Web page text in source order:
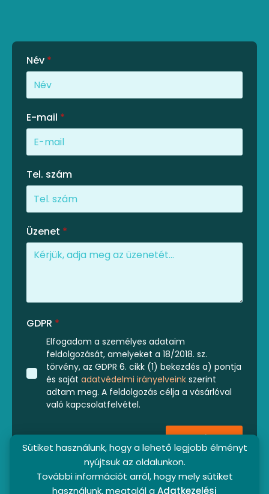
Sütiket használunk, hogy a lehető legjobb élményt
nyújtsuk az oldalunkon.
További információt arról, hogy mely sütiket
használunk, megtalál aAdatkezelési
Név *
E-mail *
Tel. szám
Üzenet *
GDPR *
Elfogadom a személyes adataim
feldolgozását, amelyeket a 18/2018. sz.
törvény, az GDPR 6. cikk (1) bekezdés a) pontja
és saját adatvédelmi irányelveink szerint
adtam meg. A feldolgozás célja a vásárlóval
való kapcsolatfelvétel.
Küldés